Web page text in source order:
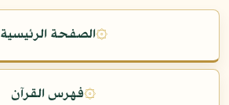
۞الصفحة الرئيسية
۞فهرس القرآن